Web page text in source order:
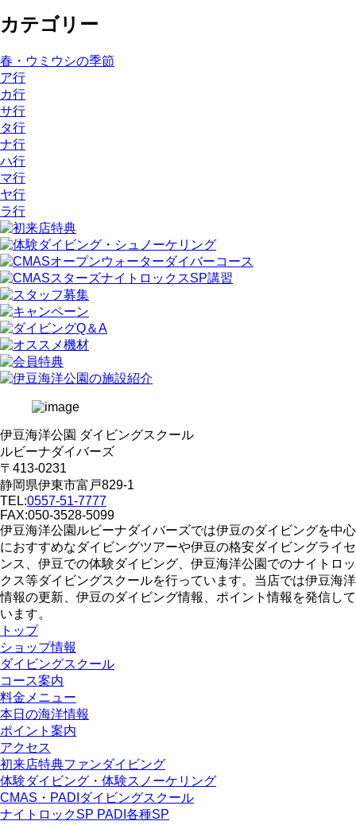
カテゴリー
春・ウミウシの季節
ア行
カ行
サ行
タ行
ナ行
ハ行
マ行
ヤ行
ラ行
伊豆海洋公園 ダイビングスクール
ルビーナダイバーズ
〒413-0231
静岡県伊東市富戸829-1
TEL:0557-51-7777
FAX:050-3528-5099
伊豆海洋公園ルビーナダイバーズでは伊豆のダイビングを中心
におすすめなダイビングツアーや伊豆の格安ダイビングライセ
ンス、伊豆での体験ダイビング、伊豆海洋公園でのナイトロッ
クス等ダイビングスクールを行っています。当店では伊豆海洋
情報の更新、伊豆のダイビング情報、ポイント情報を発信して
います。
トップ
ショップ情報
ダイビングスクール
コース案内
料金メニュー
本日の海洋情報
ポイント案内
アクセス
初来店特典ファンダイビング
体験ダイビング・体験スノーケリング
CMAS・PADIダイビングスクール
ナイトロックSP PADI各種SP